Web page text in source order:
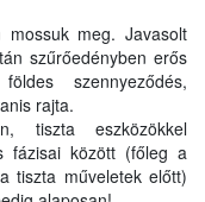
mossuk meg. Javasolt
szűrőedényben erős
szennyeződés,
rajta.
tiszta eszközökkel
fázisai között (főleg a
tiszta műveletek előtt)